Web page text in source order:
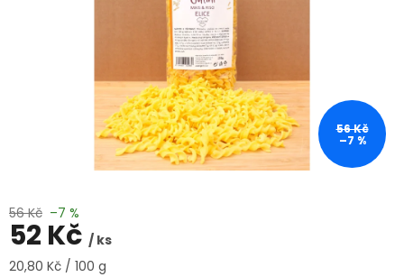
56 Kč
–7 %
56 Kč –7 %
52 Kč / ks
Měrná
20,80 Kč / 100 g